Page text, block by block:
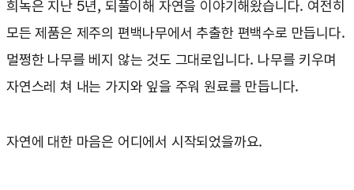
희녹은 지난 5년, 되풀이해 자연을 이야기해왔습니다. 여전히
모든 제품은 제주의 편백나무에서 추출한 편백수로 만듭니다.
멀쩡한 나무를 베지 않는 것도 그대로입니다. 나무를 키우며
자연스레 쳐 내는 가지와 잎을 주워 원료를 만듭니다.
자연에 대한 마음은 어디에서 시작되었을까요.